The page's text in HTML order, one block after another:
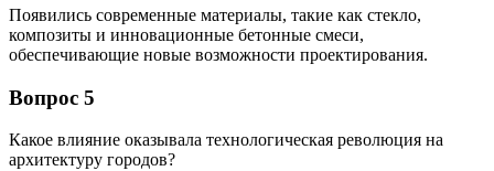
Появились современные материалы, такие как стекло,
композиты и инновационные бетонные смеси,
обеспечивающие новые возможности проектирования.
Вопрос 5
Какое влияние оказывала технологическая революция на
архитектуру городов?